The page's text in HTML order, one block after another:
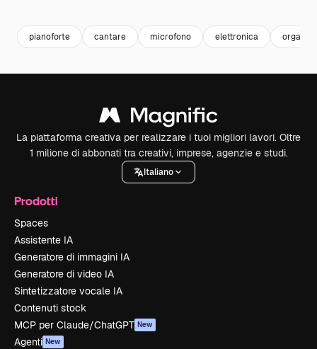
pianoforte cantare microfono elettronica organo
La piattaforma creativa per realizzare i tuoi migliori lavori. Oltre
1 milione di abbonati tra creativi, imprese, agenzie e studi.
Italiano
Prodotti
Spaces
Assistente IA
Generatore di immagini IA
Generatore di video IA
Sintetizzatore vocale IA
Contenuti stock
MCP per Claude/ChatGPT New
Agenti New